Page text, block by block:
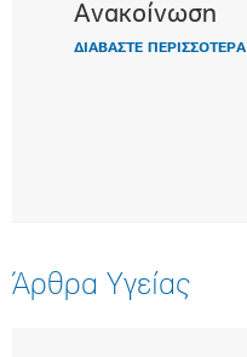
Ανακοίνωση
ΔΙΑΒΑΣΤΕ ΠΕΡΙΣΣΟΤΕΡΑ
Άρθρα Υγείας